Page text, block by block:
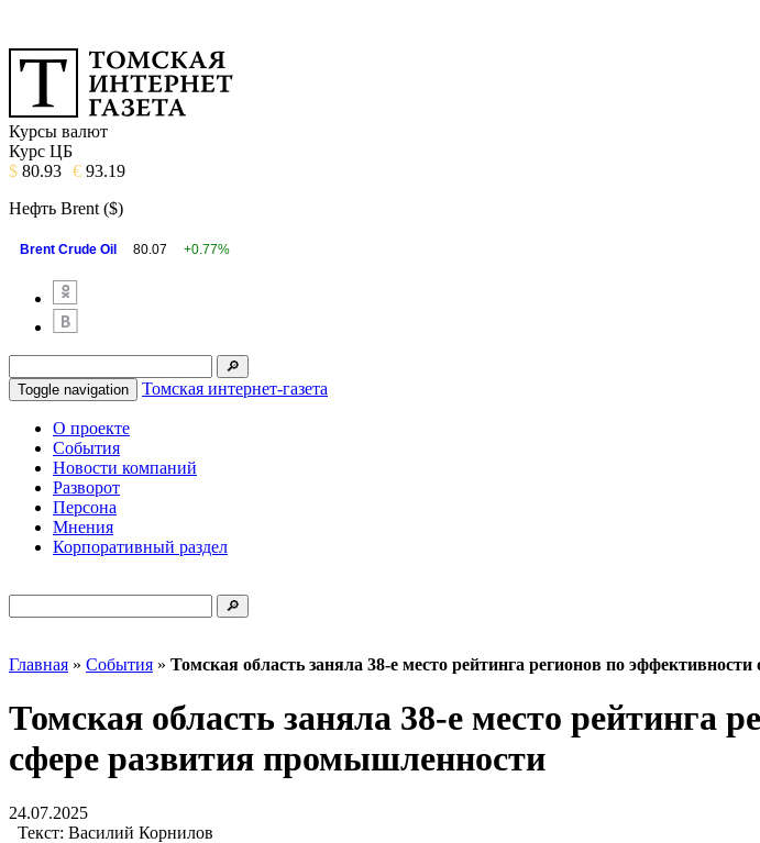
Курсы валют
Курс ЦБ
$ 80.93 € 93.19
Нефть Brent ($)
Brent Crude Oil 80.07 +0.77%
Toggle navigation Томская интернет-газета
О проекте
События
Новости компаний
Разворот
Персона
Мнения
Корпоративный раздел
Главная » События » Томская область заняла 38-е место рейтинга регионов по
Томская область заняла 38-е место рейтинга
сфере развития промышленности
24.07.2025
Текст: Василий Корнилов